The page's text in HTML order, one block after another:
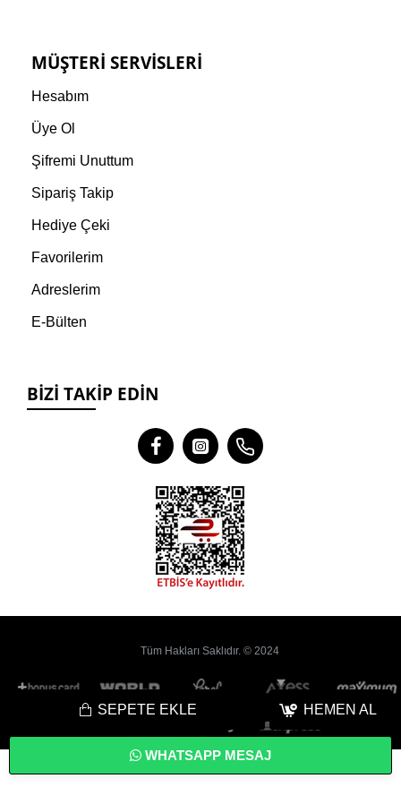
SEPETE EKLE HEMEN AL
WHATSAPP MESAJ
MÜŞTERI SERVISLERI
Hesabım
Üye Ol
Şifremi Unuttum
Sipariş Takip
Hediye Çeki
Favorilerim
Adreslerim
E-Bülten
BIZI TAKIP EDIN
Tüm Hakları Saklıdır. © 2024